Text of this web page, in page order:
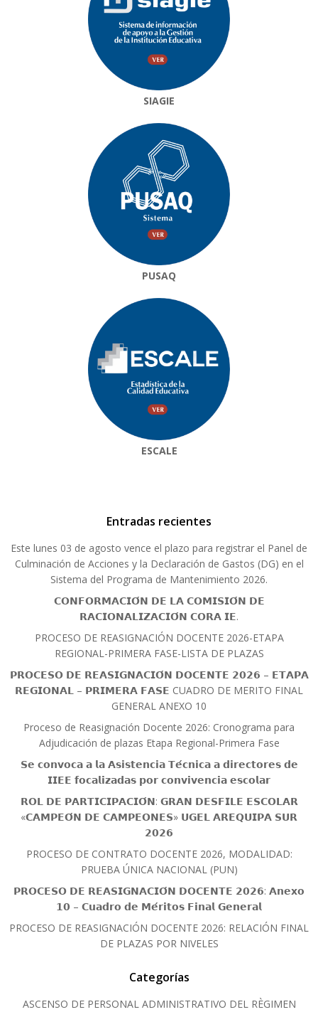
SIAGIE
PUSAQ
ESCALE
Entradas recientes
Este lunes 03 de agosto vence el plazo para registrar el Panel de
Culminación de Acciones y la Declaración de Gastos (DG) en el
Sistema del Programa de Mantenimiento 2026.
𝗖𝗢𝗡𝗙𝗢𝗥𝗠𝗔𝗖𝗜𝗢́𝗡 𝗗𝗘 𝗟𝗔 𝗖𝗢𝗠𝗜𝗦𝗜𝗢́𝗡 𝗗𝗘
𝗥𝗔𝗖𝗜𝗢𝗡𝗔𝗟𝗜𝗭𝗔𝗖𝗜𝗢́𝗡 𝗖𝗢𝗥𝗔 𝗜𝗘.
PROCESO DE REASIGNACIÓN DOCENTE 2026-ETAPA
REGIONAL-PRIMERA FASE-LISTA DE PLAZAS
𝗣𝗥𝗢𝗖𝗘𝗦𝗢 𝗗𝗘 𝗥𝗘𝗔𝗦𝗜𝗚𝗡𝗔𝗖𝗜𝗢́𝗡 𝗗𝗢𝗖𝗘𝗡𝗧𝗘 𝟮𝟬𝟮𝟲 – 𝗘𝗧𝗔𝗣𝗔
𝗥𝗘𝗚𝗜𝗢𝗡𝗔𝗟 – 𝗣𝗥𝗜𝗠𝗘𝗥𝗔 𝗙𝗔𝗦𝗘 CUADRO DE MERITO FINAL
GENERAL ANEXO 10
Proceso de Reasignación Docente 2026: Cronograma para
Adjudicación de plazas Etapa Regional-Primera Fase
𝗦𝗲 𝗰𝗼𝗻𝘃𝗼𝗰𝗮 𝗮 𝗹𝗮 𝗔𝘀𝗶𝘀𝘁𝗲𝗻𝗰𝗶𝗮 𝗧𝗲́𝗰𝗻𝗶𝗰𝗮 𝗮 𝗱𝗶𝗿𝗲𝗰𝘁𝗼𝗿𝗲𝘀 𝗱𝗲
𝗜𝗜𝗘𝗘 𝗳𝗼𝗰𝗮𝗹𝗶𝘇𝗮𝗱𝗮𝘀 𝗽𝗼𝗿 𝗰𝗼𝗻𝘃𝗶𝘃𝗲𝗻𝗰𝗶𝗮 𝗲𝘀𝗰𝗼𝗹𝗮𝗿
𝗥𝗢𝗟 𝗗𝗘 𝗣𝗔𝗥𝗧𝗜𝗖𝗜𝗣𝗔𝗖𝗜𝗢́𝗡: 𝗚𝗥𝗔𝗡 𝗗𝗘𝗦𝗙𝗜𝗟𝗘 𝗘𝗦𝗖𝗢𝗟𝗔𝗥
«𝗖𝗔𝗠𝗣𝗘𝗢́𝗡 𝗗𝗘 𝗖𝗔𝗠𝗣𝗘𝗢𝗡𝗘𝗦» 𝗨𝗚𝗘𝗟 𝗔𝗥𝗘𝗤𝗨𝗜𝗣𝗔 𝗦𝗨𝗥
𝟮𝟬𝟮𝟲
PROCESO DE CONTRATO DOCENTE 2026, MODALIDAD:
PRUEBA ÚNICA NACIONAL (PUN)
𝗣𝗥𝗢𝗖𝗘𝗦𝗢 𝗗𝗘 𝗥𝗘𝗔𝗦𝗜𝗚𝗡𝗔𝗖𝗜𝗢́𝗡 𝗗𝗢𝗖𝗘𝗡𝗧𝗘 𝟮𝟬𝟮𝟲: 𝗔𝗻𝗲𝘅𝗼
𝟭𝟬 – 𝗖𝘂𝗮𝗱𝗿𝗼 𝗱𝗲 𝗠𝗲́𝗿𝗶𝘁𝗼𝘀 𝗙𝗶𝗻𝗮𝗹 𝗚𝗲𝗻𝗲𝗿𝗮𝗹
PROCESO DE REASIGNACIÓN DOCENTE 2026: RELACIÓN FINAL
DE PLAZAS POR NIVELES
Categorías
ASCENSO DE PERSONAL ADMINISTRATIVO DEL RÈGIMEN